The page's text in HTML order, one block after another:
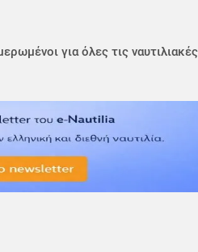
για όλες τις